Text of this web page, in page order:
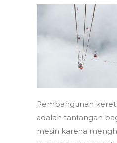
Pembangunan
adalah tantangan
mesin karena